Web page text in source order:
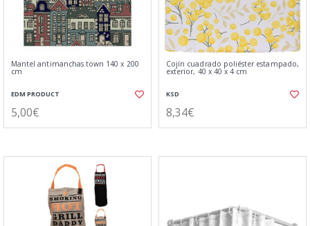
Mantel antimanchas town 140 x 200
cm
EDM PRODUCT
5,00€
Cojín cuadrado poliéster estampado,
exterior, 40 x 40 x 4 cm
KSD
8,34€